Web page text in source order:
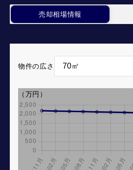
売却相場情報
物件の広さ
（万円）